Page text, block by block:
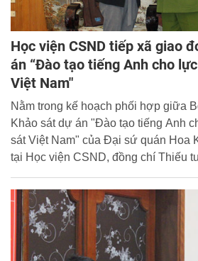
Học viện CSND tiếp xã giao
án “Đào tạo tiếng Anh cho
Việt Nam"
Nằm trong kế hoạch phối hợp giữa
Khảo sát dự án "Đào tạo tiếng Anh
sát Việt Nam" của Đại sứ quán Hoa
tại Học viện CSND, đồng chí Thiếu
Trưởng đoàn khảo sát bà Lottie
giáo dục học, chuyên gia ngôn ngữ
Hoa Kỳ.